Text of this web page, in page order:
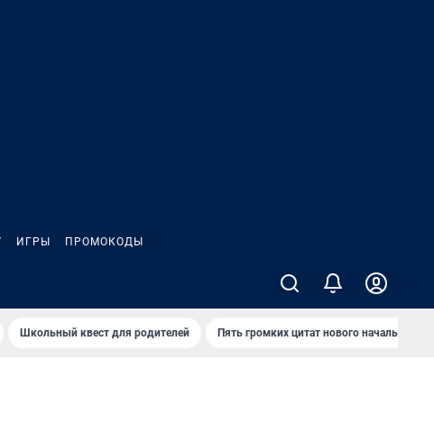
ИГРЫ ПРОМОКОДЫ
Школьный квест для родителей Пять громких цитат нового начальника